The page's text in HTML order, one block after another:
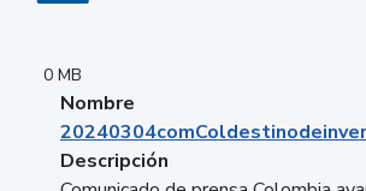
0 MB
Nombre
Descripción